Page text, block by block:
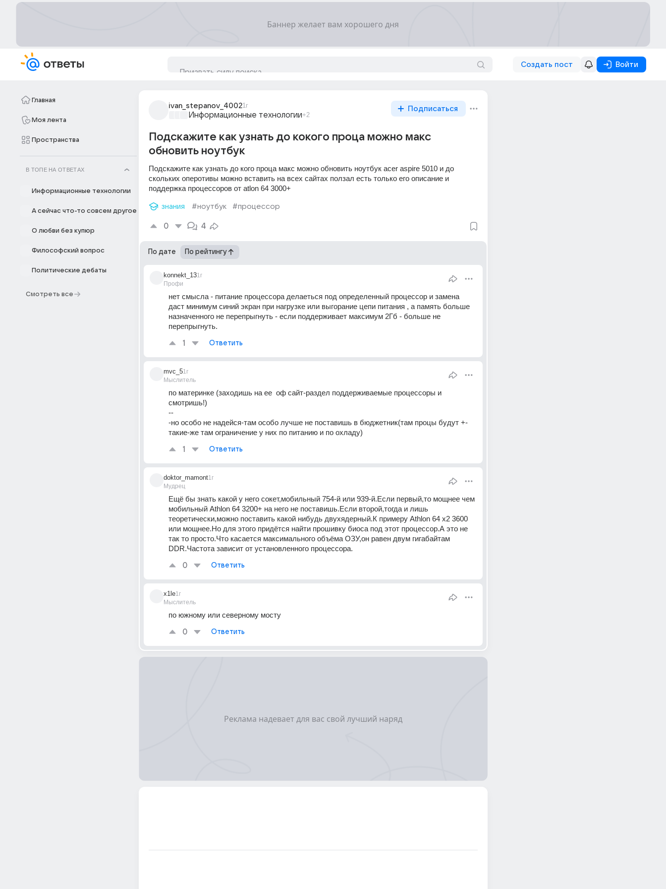
Создать пост Войти
Главная
Моя лента
Пространства
В ТОПЕ НА ОТВЕТАХ
Информационные технологии
А сейчас что-то совсем другое
О любви без купюр
Философский вопрос
Политические дебаты
Смотреть все
ivan_stepanov_40021г
Информационные технологии+2
Подписаться
Подскажите как узнать до кокого проца можно макс
обновить ноутбук
Подскажите как узнать до кого проца макс можно обновить ноутбук acer aspire 5010 и до
скольких оперотивы можно вставить на всех сайтах ползал есть только его описание и
поддержка процессоров от atlon 64 3000+
знания #ноутбук #процессор
0 4
По дате По рейтингу
konnekt_13
Профи
1г
нет смысла - питание процессора делаеться под определенный процессор и замена
даст минимум синий экран при нагрузке или выгорание цепи питания , а память больше
назначенного не перепрыгнуть - если поддерживает максимум 2Гб - больше не
перепрыгнуть.
1 Ответить
mvc_5
Мыслитель
1г
по материнке (заходишь на ее  оф сайт-раздел поддерживаемые процессоры и
смотришь!)
--
-но особо не надейся-там особо лучше не поставишь в бюджетник(там процы будут +-
такие-же там ограничение у них по питанию и по охладу)
1 Ответить
doktor_mamont
Мудрец
1г
Ещё бы знать какой у него сокет,мобильный 754-й или 939-й.Если первый,то мощнее чем
мобильный Athlon 64 3200+ на него не поставишь.Если второй,тогда и лишь
теоретически,можно поставить какой нибудь двухядерный.К примеру Athlon 64 x2 3600
или мощнее.Но для этого придётся найти прошивку биоса под этот процессор.А это не
так то просто.Что касается максимального объёма ОЗУ,он равен двум гигабайтам
DDR.Частота зависит от установленного процессора.
0 Ответить
x1le
Мыслитель
1г
по южному или северному мосту
0 Ответить